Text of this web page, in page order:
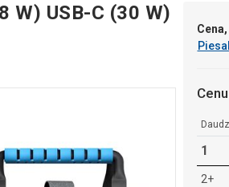
W) USB-C (30 W)
1
2+